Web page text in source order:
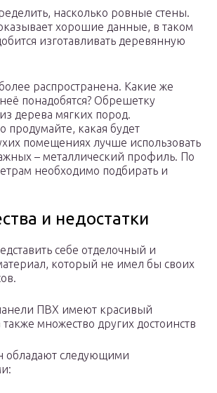
насколько ровные стены.
хорошие данные, в таком
изготавливать деревянную
распространена. Какие же
понадобятся? Обрешетку
дерева мягких пород.
продумайте, какая будет
помещениях лучше использовать
– металлический профиль. По
необходимо подбирать и
и недостатки
себе отделочный и
который не имел бы своих
ПВХ имеют красивый
множество других достоинств
обладают следующими